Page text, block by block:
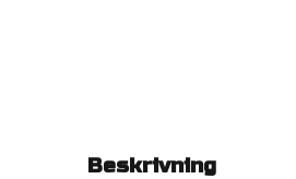
Beskrivning